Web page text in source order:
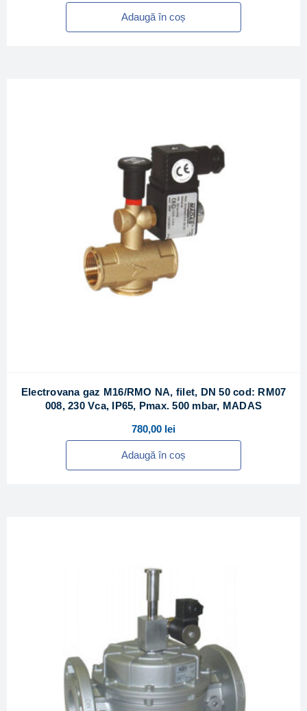
Adaugă în coș
Electrovana gaz M16/RMO NA, filet, DN 50 cod: RM07
008, 230 Vca, IP65, Pmax. 500 mbar, MADAS
780,00 lei
Adaugă în coș